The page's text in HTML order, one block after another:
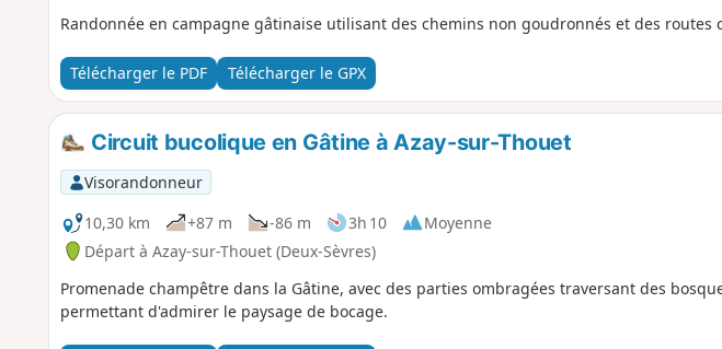
Randonnée en campagne gâtinaise utilisant des chemins non goudronnés et des routes
Télécharger le PDF Télécharger le GPX
Circuit bucolique en Gâtine à Azay-sur-Thouet
Visorandonneur
10,30 km
+87 m -86 m 3h 10
Moyenne
Départ à Azay-sur-Thouet (Deux-Sèvres)
Promenade champêtre dans la Gâtine, avec des parties ombragées traversant des
permettant d'admirer le paysage de bocage.